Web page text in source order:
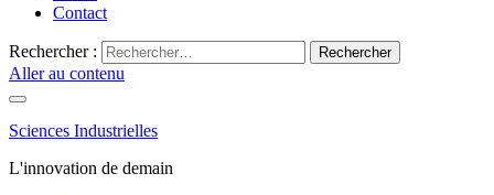
Contact
Rechercher :
Aller au contenu
Sciences Industrielles
L'innovation de demain